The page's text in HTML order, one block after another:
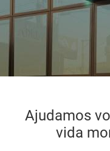
Ajudamos
vida